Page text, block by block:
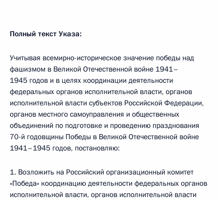
Полный текст Указа:
Учитывая всемирно-историческое значение победы над
фашизмом в Великой Отечественной войне 1941–
1945 годов и в целях координации деятельности
федеральных органов исполнительной власти, органов
исполнительной власти субъектов Российской Федерации,
органов местного самоуправления и общественных
объединений по подготовке и проведению празднования
70-й годовщины Победы в Великой Отечественной войне
1941–1945 годов, постановляю:
1. Возложить на Российский организационный комитет
«Победа» координацию деятельности федеральных органов
исполнительной власти, органов исполнительной власти